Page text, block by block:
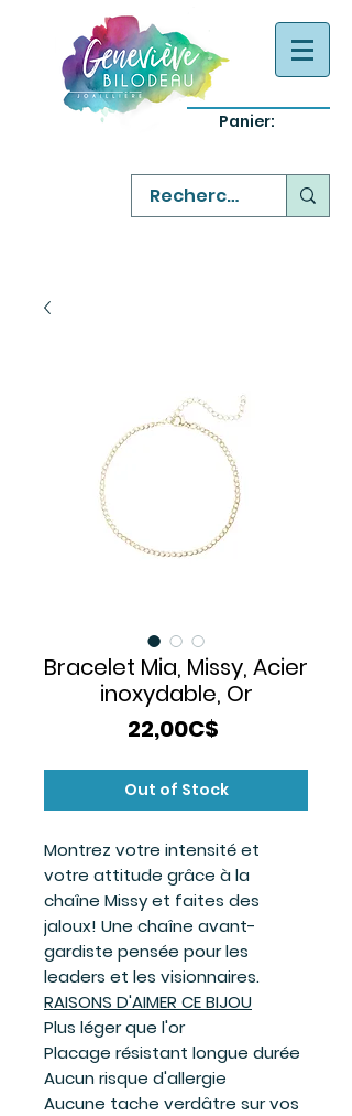
Panier:
Bracelet Mia, Missy, Acier
inoxydable, Or
22,00C$
Out of Stock
Montrez votre intensité et
votre attitude grâce à la
chaîne Missy et faites des
jaloux! Une chaîne avant-
gardiste pensée pour les
leaders et les visionnaires.
RAISONS D'AIMER CE BIJOU
Plus léger que l'or
Placage résistant longue durée
Aucun risque d'allergie
Aucune tache verdâtre sur vos